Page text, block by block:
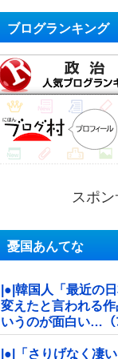
ブログランキング
スポ
憂国あんてな
|●|韓国人「最近の
変えたと言われる
いうのが面白い…（
|●|「さりげなく凄